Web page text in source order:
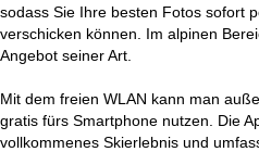
sodass Sie Ihre besten Fotos sofort
verschicken können. Im alpinen
Angebot seiner Art.
Mit dem freien WLAN kann man
gratis fürs Smartphone nutzen. Die
vollkommenes Skierlebnis und